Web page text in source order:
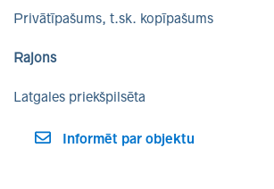
Privātīpašums, t.sk. kopīpašums
Rajons
Latgales priekšpilsēta
Informēt par objektu